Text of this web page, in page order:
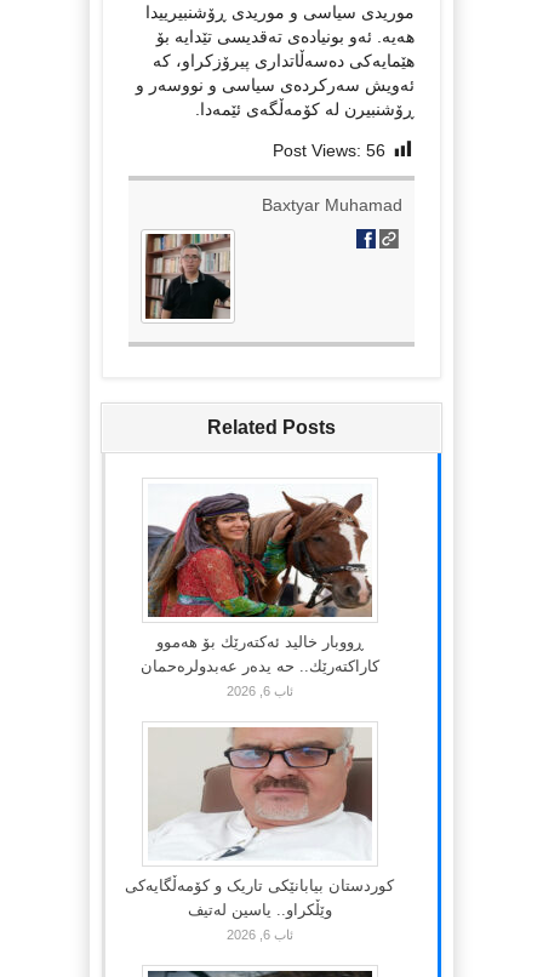
موریدی سیاسی و موریدی ڕۆشنبیرییدا
هه‌یه‌. ئه‌و بونیاده‌ی ته‌قدیسی تێدایه‌ بۆ
هێمایه‌كی ده‌سه‌ڵاتداری پیرۆزكراو، كه‌
ئه‌ویش سه‌ركرده‌ی سیاسی و نووسه‌ر و
ڕۆشنبیرن له‌ كۆمه‌ڵگه‌ی ئێمه‌دا.
Post Views: 56
Baxtyar Muhamad
Related Posts
ڕووبار خالید ئەكتەرێك بۆ هەموو
كاراكتەرێك.. حه یدەر عەبدولرەحمان
ئاب 6, 2026
کوردستان بیابانێکی تاریک و کۆمەڵگایەکی
وێڵکراو.. یاسین لەتیف
ئاب 6, 2026